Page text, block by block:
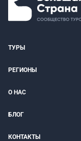
ТУРЫ
РЕГИОНЫ
О НАС
БЛОГ
КОНТАКТЫ